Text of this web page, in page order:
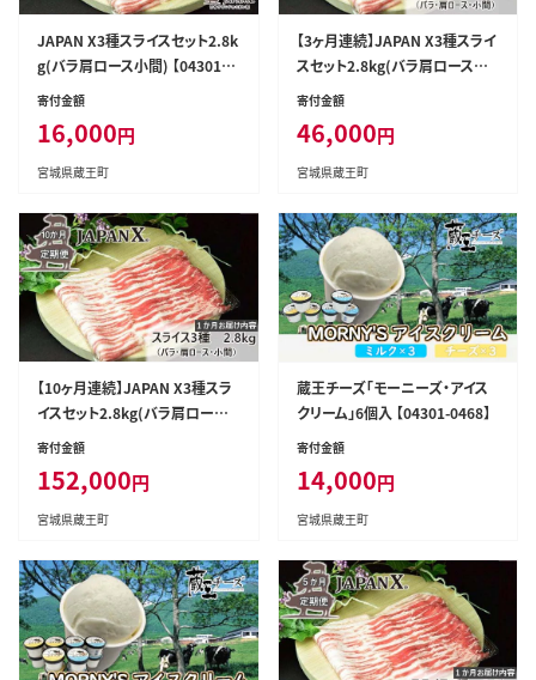
JAPAN X3種スライスセット2.8k
g(バラ肩ロース小間) 【04301-0
096】
寄付金額
16,000円
宮城県蔵王町
【3ヶ月連続】JAPAN X3種スライ
スセット2.8kg(バラ肩ロース小
間) 【04301-0097】
寄付金額
46,000円
宮城県蔵王町
【10ヶ月連続】JAPAN X3種スラ
イスセット2.8kg(バラ肩ロース
小間) 【04301-0099】
寄付金額
152,000円
宮城県蔵王町
蔵王チーズ「モーニーズ・アイス
クリーム」6個入 【04301-0468】
寄付金額
14,000円
宮城県蔵王町